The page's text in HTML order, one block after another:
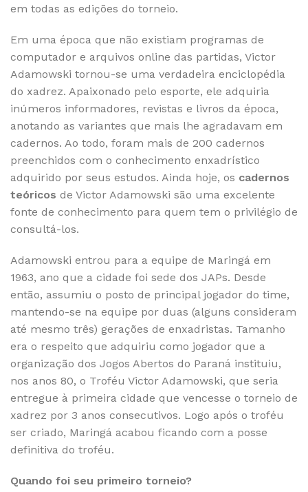
em todas as edições do torneio.
Em uma época que não existiam programas de
computador e arquivos online das partidas, Victor
Adamowski tornou-se uma verdadeira enciclopédia
do xadrez. Apaixonado pelo esporte, ele adquiria
inúmeros informadores, revistas e livros da época,
anotando as variantes que mais lhe agradavam em
cadernos. Ao todo, foram mais de 200 cadernos
preenchidos com o conhecimento enxadrístico
adquirido por seus estudos. Ainda hoje, os cadernos
teóricos de Victor Adamowski são uma excelente
fonte de conhecimento para quem tem o privilégio de
consultá-los.
Adamowski entrou para a equipe de Maringá em
1963, ano que a cidade foi sede dos JAPs. Desde
então, assumiu o posto de principal jogador do time,
mantendo-se na equipe por duas (alguns consideram
até mesmo três) gerações de enxadristas. Tamanho
era o respeito que adquiriu como jogador que a
organização dos Jogos Abertos do Paraná instituiu,
nos anos 80, o Troféu Victor Adamowski, que seria
entregue à primeira cidade que vencesse o torneio de
xadrez por 3 anos consecutivos. Logo após o troféu
ser criado, Maringá acabou ficando com a posse
definitiva do troféu.
Quando foi seu primeiro torneio?